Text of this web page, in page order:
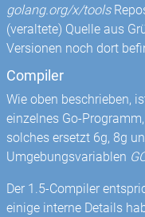
golang.org/x/tools
(veraltete) Quelle aus
Versionen noch dort
Compiler
Wie oben beschrieben,
einzelnes Go-
solches ersetzt 6g, 8g
Umgebungsvariablen
Der 1.5-Compiler
einige interne Details